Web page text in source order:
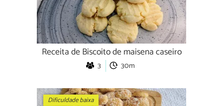
Receita de Biscoito de maisena caseiro
3 30m
Dificuldade baixa